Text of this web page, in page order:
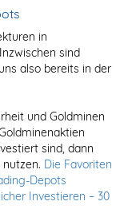
in
sind
also bereits in der
und Goldminen
sind, dann
Die Favoriten
Depots
Investieren – 30